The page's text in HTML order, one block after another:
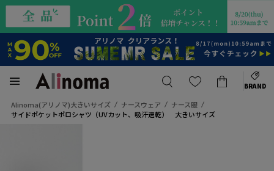
BRAND
Alinoma(アリノマ)大きいサイズ ナースウェア
ナース服
サイドポケットポロシャツ（UVカット、吸汗速乾） 大きいサイズ